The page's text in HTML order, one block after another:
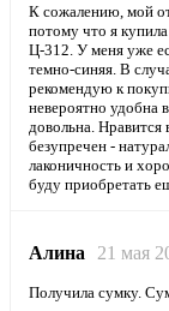
К сожалению, мой
потому что я
Ц-312. У меня уже
темно-синяя. В
рекомендую к
невероятно удобна
довольна.
безупречен -
лаконичность и
буду приобретать
Алина 21 мая
Получила сумку.